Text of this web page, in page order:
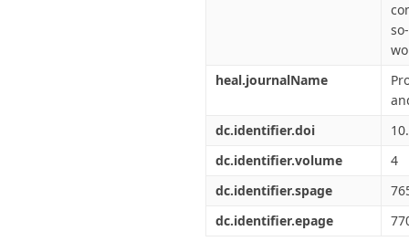
heal.journalName
dc.identifier.doi
dc.identifier.volume
4
dc.identifier.spage
dc.identifier.epage